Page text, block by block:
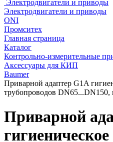
Электродвигатели и приводы
Электродвигатели и приводы
ONI
Промситех
Главная страница
Каталог
Контрольно-измерительные
Аксессуары для КИП
Baumer
Приварной адаптер G1A
трубопроводов DN65...DN150,
Приварной